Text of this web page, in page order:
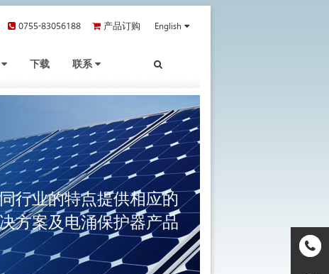
0755-83056188 产品订购 English
下载 联系
行业的特点提供相应的
方案及电涌保护器产品